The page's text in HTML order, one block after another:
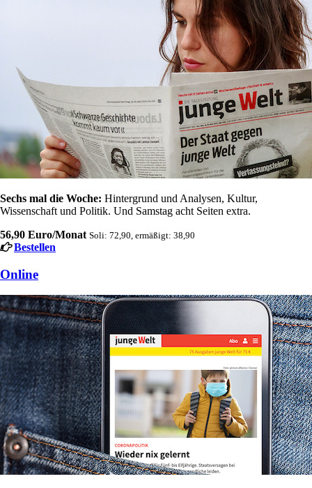
Sechs mal die Woche: Hintergrund und Analysen, Kultur,
Wissenschaft und Politik. Und Samstag acht Seiten extra.
56,90 Euro/Monat Soli: 72,90, ermäßigt: 38,90
Bestellen
Online